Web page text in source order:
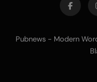
Pubnews - Modern